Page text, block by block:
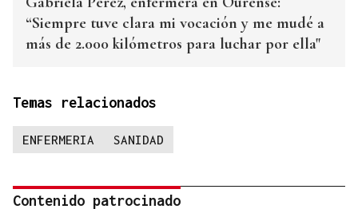
“Siempre tuve clara mi vocación y me mudé a
más de 2.000 kilómetros para luchar por ella"
Temas relacionados
ENFERMERIA SANIDAD
Contenido patrocinado